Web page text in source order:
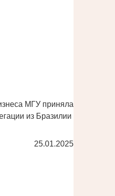
МГУ приняла
из Бразилии
25.01.2025